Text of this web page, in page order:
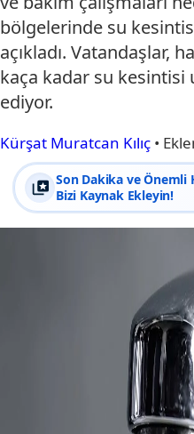
bölgelerinde su
açıkladı. Vatandaşlar,
kaça kadar su kesintisi
ediyor.
Kürşat Muratcan Kılıç •
Son Dakika ve Önemli
Bizi Kaynak Ekleyin!